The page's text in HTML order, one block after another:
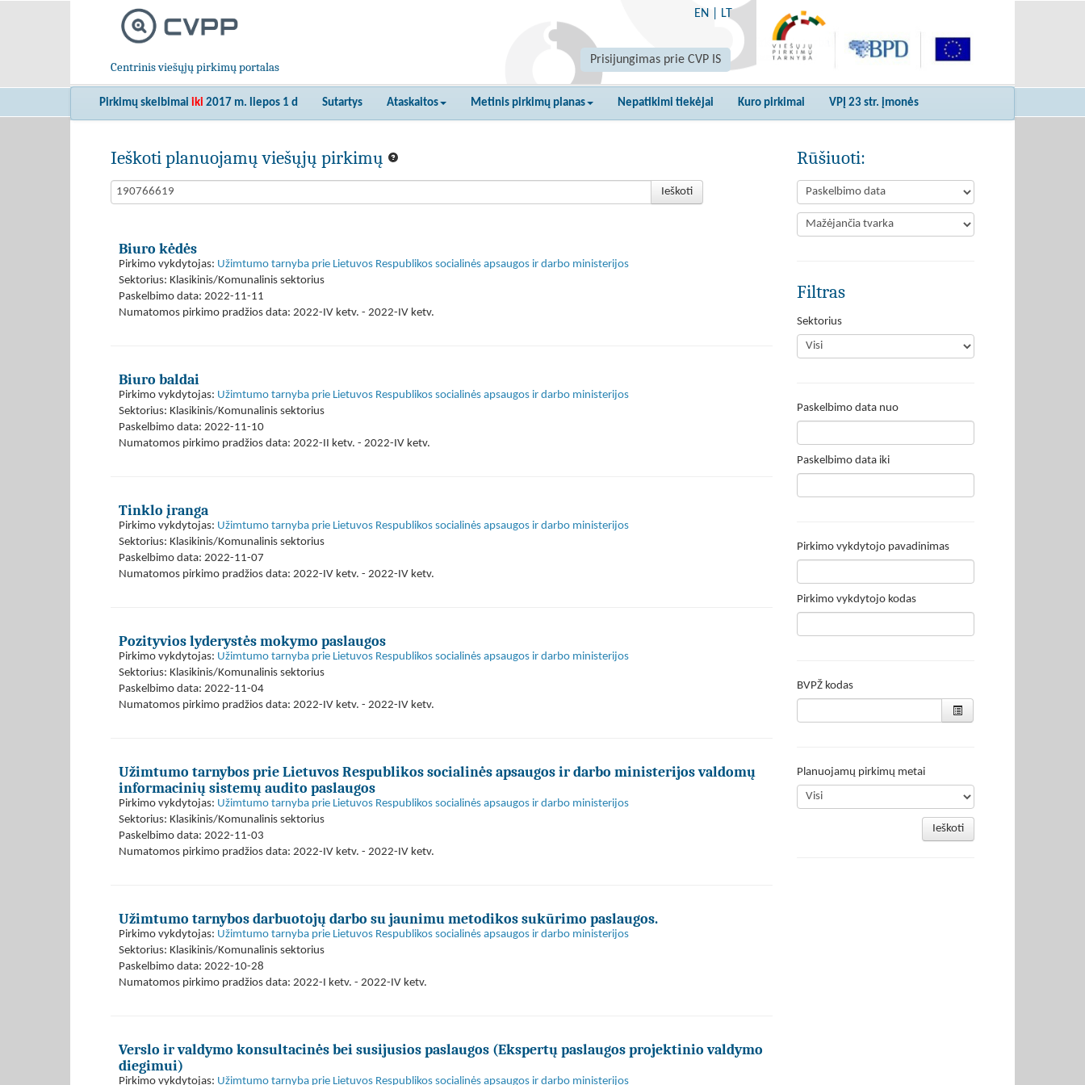
Centrinis viešųjų pirkimų portalas
EN LT
Prisijungimas prie CVP IS
Pirkimų skelbimai iki 2017 m. liepos 1 d Sutartys Ataskaitos Metinis pirkimų planas Nepatikimi tiekėjai Kuro pirkimai VPĮ 23 str. įmonės
Ieškoti planuojamų viešųjų pirkimų
Ieškoti
Biuro kėdės
Pirkimo vykdytojas: Užimtumo tarnyba prie Lietuvos Respublikos socialinės apsaugos ir darbo ministerijos
Sektorius: Klasikinis/Komunalinis sektorius
Paskelbimo data: 2022-11-11
Numatomos pirkimo pradžios data: 2022-IV ketv. - 2022-IV ketv.
Biuro baldai
Pirkimo vykdytojas: Užimtumo tarnyba prie Lietuvos Respublikos socialinės apsaugos ir darbo ministerijos
Sektorius: Klasikinis/Komunalinis sektorius
Paskelbimo data: 2022-11-10
Numatomos pirkimo pradžios data: 2022-II ketv. - 2022-IV ketv.
Tinklo įranga
Pirkimo vykdytojas: Užimtumo tarnyba prie Lietuvos Respublikos socialinės apsaugos ir darbo ministerijos
Sektorius: Klasikinis/Komunalinis sektorius
Paskelbimo data: 2022-11-07
Numatomos pirkimo pradžios data: 2022-IV ketv. - 2022-IV ketv.
Pozityvios lyderystės mokymo paslaugos
Pirkimo vykdytojas: Užimtumo tarnyba prie Lietuvos Respublikos socialinės apsaugos ir darbo ministerijos
Sektorius: Klasikinis/Komunalinis sektorius
Paskelbimo data: 2022-11-04
Numatomos pirkimo pradžios data: 2022-IV ketv. - 2022-IV ketv.
Užimtumo tarnybos prie Lietuvos Respublikos socialinės apsaugos ir darbo ministerijos valdomų
informacinių sistemų audito paslaugos
Pirkimo vykdytojas: Užimtumo tarnyba prie Lietuvos Respublikos socialinės apsaugos ir darbo ministerijos
Sektorius: Klasikinis/Komunalinis sektorius
Paskelbimo data: 2022-11-03
Numatomos pirkimo pradžios data: 2022-IV ketv. - 2022-IV ketv.
Užimtumo tarnybos darbuotojų darbo su jaunimu metodikos sukūrimo paslaugos.
Pirkimo vykdytojas: Užimtumo tarnyba prie Lietuvos Respublikos socialinės apsaugos ir darbo ministerijos
Sektorius: Klasikinis/Komunalinis sektorius
Paskelbimo data: 2022-10-28
Numatomos pirkimo pradžios data: 2022-I ketv. - 2022-IV ketv.
Verslo ir valdymo konsultacinės bei susijusios paslaugos (Ekspertų paslaugos projektinio valdymo
diegimui)
Pirkimo vykdytojas: Užimtumo tarnyba prie Lietuvos Respublikos socialinės apsaugos ir darbo ministerijos
Rūšiuoti:
Filtras
Sektorius
Paskelbimo data nuo
Paskelbimo data iki
Pirkimo vykdytojo pavadinimas
Pirkimo vykdytojo kodas
BVPŽ kodas
Planuojamų pirkimų metai
Ieškoti